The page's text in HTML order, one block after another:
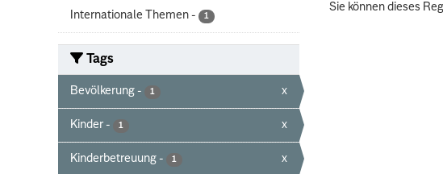
Internationale Themen - 1
Tags
Bevölkerung - 1 x
Kinder - 1 x
Kinderbetreuung - 1 x
Sie können dieses